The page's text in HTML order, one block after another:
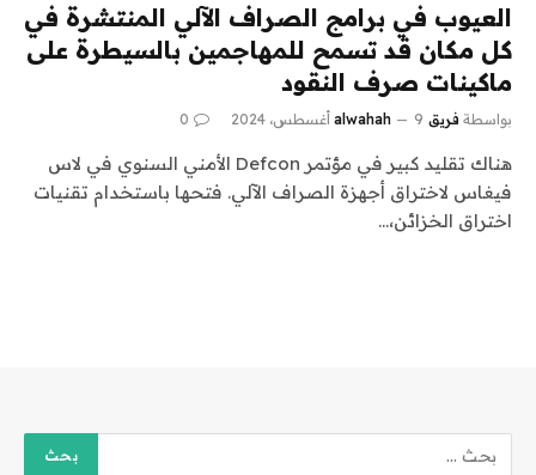
العيوب في برامج الصراف الآلي المنتشرة في
كل مكان قد تسمح للمهاجمين بالسيطرة على
ماكينات صرف النقود
بواسطة فريق alwahah 9 أغسطس، 2024 0
هناك تقليد كبير في مؤتمر Defcon الأمني ​​السنوي في لاس
فيغاس لاختراق أجهزة الصراف الآلي. فتحها باستخدام تقنيات
اختراق الخزائن،…